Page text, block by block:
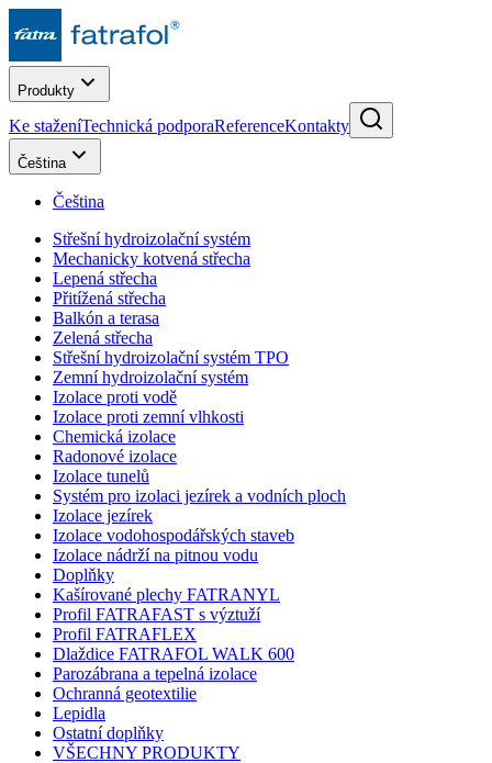
Produkty
Ke staženíTechnická podporaReferenceKontakty
Čeština
Čeština
Střešní hydroizolační systém
Mechanicky kotvená střecha
Lepená střecha
Přitížená střecha
Balkón a terasa
Zelená střecha
Střešní hydroizolační systém TPO
Zemní hydroizolační systém
Izolace proti vodě
Izolace proti zemní vlhkosti
Chemická izolace
Radonové izolace
Izolace tunelů
Systém pro izolaci jezírek a vodních ploch
Izolace jezírek
Izolace vodohospodářských staveb
Izolace nádrží na pitnou vodu
Doplňky
Kašírované plechy FATRANYL
Profil FATRAFAST s výztuží
Profil FATRAFLEX
Dlaždice FATRAFOL WALK 600
Parozábrana a tepelná izolace
Ochranná geotextilie
Lepidla
Ostatní doplňky
VŠECHNY PRODUKTY